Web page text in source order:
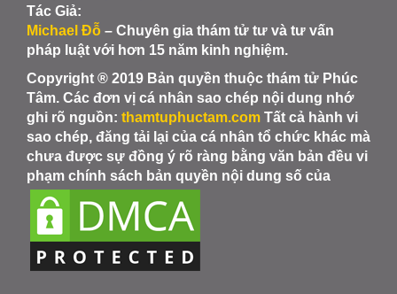
Tác Giả:
Michael Đỗ – Chuyên gia thám tử tư và tư vấn
pháp luật với hơn 15 năm kinh nghiệm.
Copyright ® 2019 Bản quyền thuộc thám tử Phúc
Tâm. Các đơn vị cá nhân sao chép nội dung nhớ
ghi rõ nguồn: thamtuphuctam.com Tất cả hành vi
sao chép, đăng tải lại của cá nhân tổ chức khác mà
chưa được sự đồng ý rõ ràng bằng văn bản đều vi
phạm chính sách bản quyền nội dung số của